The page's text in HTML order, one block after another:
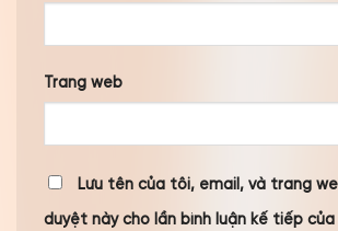
Trang web
Lưu tên của tôi, email, và trang
duyệt này cho lần bình luận kế tiếp